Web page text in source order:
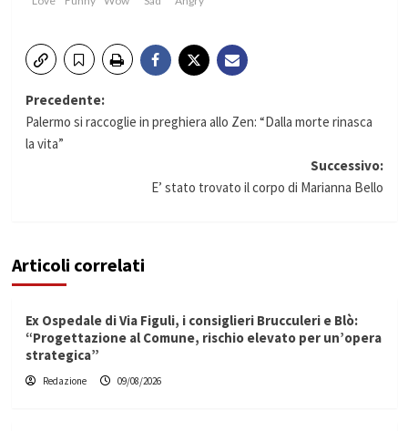
Navigazione
articolo
Precedente:
Palermo si raccoglie in preghiera allo Zen: “Dalla morte rinasca
la vita”
Successivo:
E’ stato trovato il corpo di Marianna Bello
Articoli correlati
Ex Ospedale di Via Figuli, i consiglieri Brucculeri e Blò:
“Progettazione al Comune, rischio elevato per un’opera
strategica”
Redazione 09/08/2026